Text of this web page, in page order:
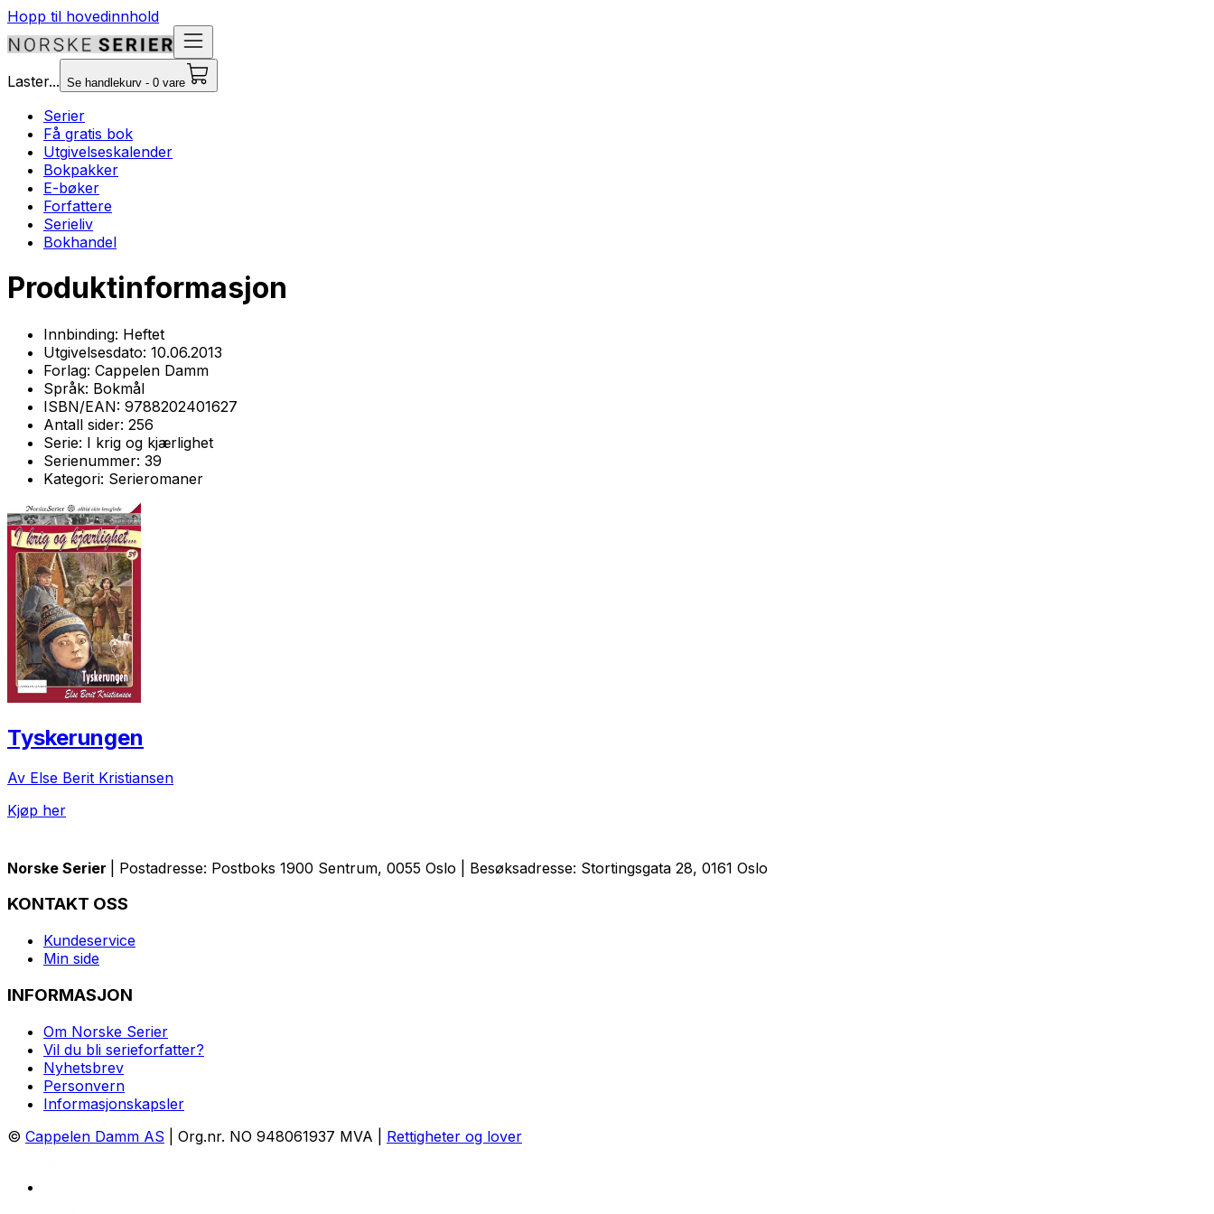
Hopp til hovedinnhold
Laster... Se handlekurv - 0 vare
Serier
Få gratis bok
Utgivelseskalender
Bokpakker
E-bøker
Forfattere
Serieliv
Bokhandel
Produktinformasjon
Innbinding: Heftet
Utgivelsesdato: 10.06.2013
Forlag: Cappelen Damm
Språk: Bokmål
ISBN/EAN: 9788202401627
Antall sider: 256
Serie: I krig og kjærlighet
Serienummer: 39
Kategori: Serieromaner
Tyskerungen
Av Else Berit Kristiansen
Kjøp her
Norske Serier | Postadresse: Postboks 1900 Sentrum, 0055 Oslo | Besøksadresse: Stortingsgata 28, 0161 Oslo
KONTAKT OSS
Kundeservice
Min side
INFORMASJON
Om Norske Serier
Vil du bli serieforfatter?
Nyhetsbrev
Personvern
Informasjonskapsler
© Cappelen Damm AS | Org.nr. NO 948061937 MVA | Rettigheter og lover